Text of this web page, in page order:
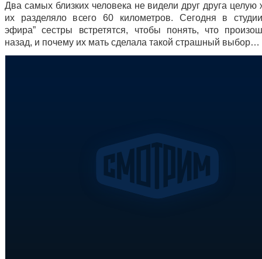
Два самых близких человека не видели друг друга целую
их разделяло всего 60 километров. Сегодня в
эфира” сестры встретятся, чтобы понять, что
назад, и почему их мать сделала такой страшный выбор…